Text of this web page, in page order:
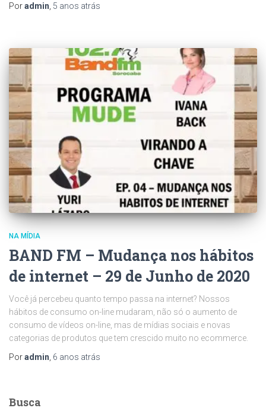
Poradmin 5 anos atrás
NA MÍDIA
BAND FM – Mudança nos hábitos
de internet – 29 de Junho de 2020
Você já percebeu quanto tempo passa na internet? Nossos
hábitos de consumo on-line mudaram, não só o aumento de
consumo de vídeos on-line, mas de mídias sociais e novas
categorias de produtos que tem crescido muito no ecommerce.
Poradmin, 6 anos atrás
Busca